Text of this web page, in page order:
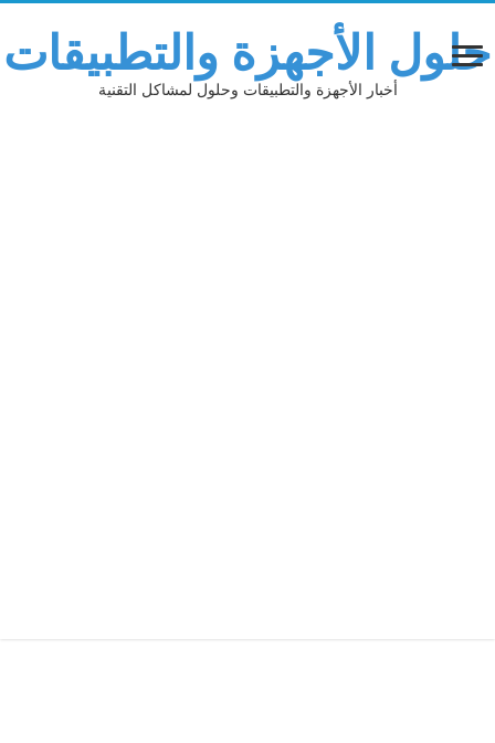
حلول الأجهزة والتطبيقات
أخبار الأجهزة والتطبيقات وحلول لمشاكل التقنية